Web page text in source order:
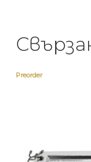
Preorder